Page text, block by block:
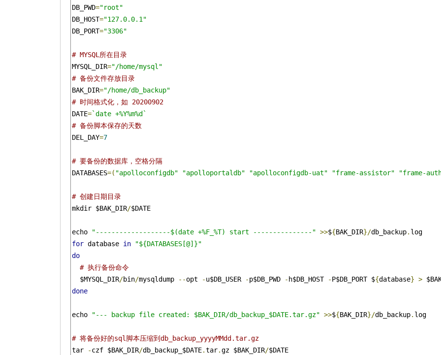
DB_PWD="root"
DB_HOST="127.0.0.1"
DB_PORT="3306"
# MYSQL所在目录
MYSQL_DIR="/home/mysql"
# 备份文件存放目录
BAK_DIR="/home/db_backup"
# 时间格式化，如 20200902
DATE=`date +%Y%m%d`
# 备份脚本保存的天数
DEL_DAY=7
# 要备份的数据库，空格分隔
DATABASES=( "apolloconfigdb" "apolloportaldb" "apolloconfigdb-uat" "frame-assistor" "frame-
# 创建日期目录
mkdir $BAK_DIR/$DATE
echo "-------------------$(date +%F_%T) start ---------------" >>${BAK_DIR}/db_backup.
for database in
"${DATABASES[@]}"
do
# 执行备份命令
  $MYSQL_DIR
/bin/mysqldump --opt -u$DB_USER -p$DB_PWD - h$DB_HOST -P$DB_PORT ${database} >
done
echo "--- backup file created: $BAK_DIR/db_backup_$DATE.tar.gz" >>${BAK_DIR}/db_backup. log
# 将备份好的sql脚本压缩到db_backup_yyyyMMdd.tar.gz
tar
-czf $BAK_DIR/db_backup_$DATE.tar.gz $BAK_DIR/$DATE